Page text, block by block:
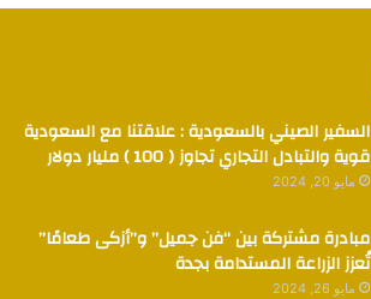
السفير الصيني بالسعودية : علاقتنا مع السعودية
قوية والتبادل التجاري تجاوز ( 100 ) مليار دولار
مايو 20, 2024
مبادرة مشتركة بين “فن جميل” و”أزكى طعامًا”
تُعزز الزراعة المستدامة بجدة
مايو 26, 2024